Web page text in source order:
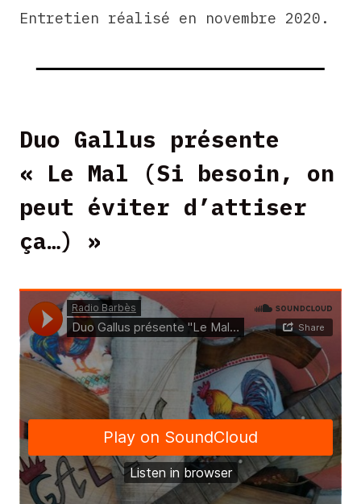
Entretien réalisé en novembre 2020.
Duo Gallus présente
« Le Mal (Si besoin, on
peut éviter d’attiser
ça…) »